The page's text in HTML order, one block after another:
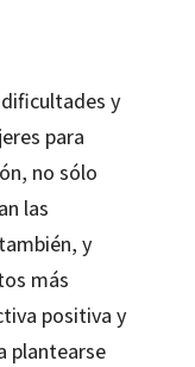
y
para
no sólo
las
y
más
positiva y
plantearse